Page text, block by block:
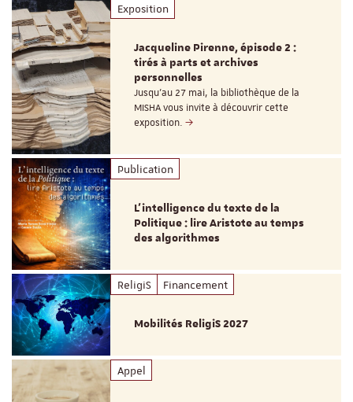
Exposition
Jacqueline Pirenne, épisode 2 :
tirés à parts et archives
personnelles
Jusqu’au 27 mai, la bibliothèque de la
MISHA vous invite à découvrir cette
exposition.
Publication
L’intelligence du texte de la
Politique : lire Aristote au temps
des algorithmes
ReligiS Financement
Mobilités ReligiS 2027
Appel